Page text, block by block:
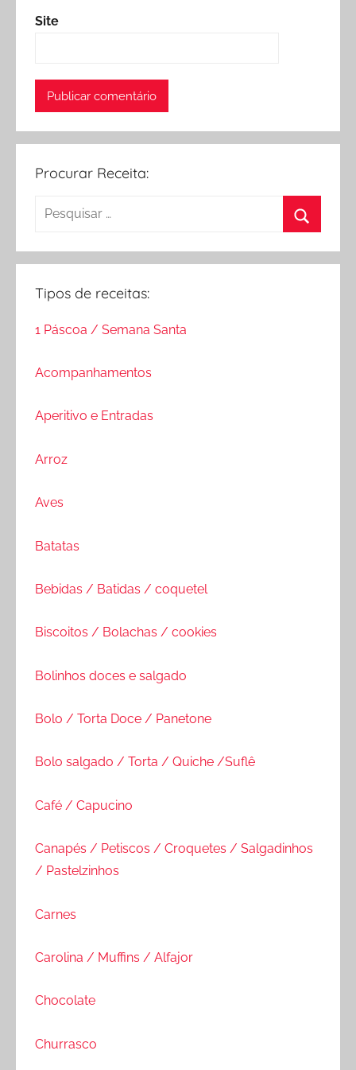
Site
Procurar Receita:
Pesquisar
Tipos de receitas:
1 Páscoa / Semana Santa
Acompanhamentos
Aperitivo e Entradas
Arroz
Aves
Batatas
Bebidas / Batidas / coquetel
Biscoitos / Bolachas / cookies
Bolinhos doces e salgado
Bolo / Torta Doce / Panetone
Bolo salgado / Torta / Quiche /Suflê
Café / Capucino
Canapés / Petiscos / Croquetes / Salgadinhos
/ Pastelzinhos
Carnes
Carolina / Muffins / Alfajor
Chocolate
Churrasco